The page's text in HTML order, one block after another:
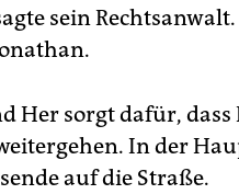
sein
Her sorgt dafür,
In der
auf die Straße.